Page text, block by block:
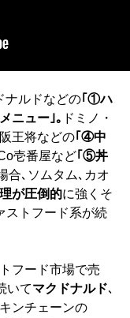
ナルドなどの｢①ハ
ニュー｣｡ ドミノ・
王将などの｢④中
壱番屋など｢⑤丼
合､ソムタム､カオ
が圧倒的に強くそ
ストフード系が続
フード市場で売
いてマクドナルド､
ンチェーンの